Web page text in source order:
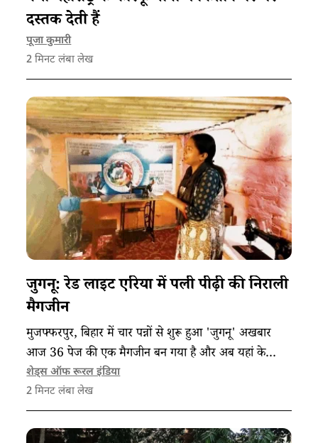
दस्तक देती हैं
पूजा कुमारी
2 मिनट लंबा लेख
जुगनू: रेड लाइट एरिया में पली पीढ़ी की निराली
मैगजीन
मुजफ्फरपुर, बिहार में चार पन्नों से शुरू हुआ 'जुगनू' अखबार
आज 36 पेज की एक मैगजीन बन गया है और अब यहां के
युवाओं को एक नई पहचान दे रहा है।
शेड्स ऑफ रूरल इंडिया
2 मिनट लंबा लेख